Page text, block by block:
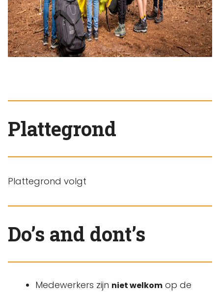
Plattegrond
Plattegrond volgt
Do’s and dont’s
Medewerkers zijn niet welkom op de